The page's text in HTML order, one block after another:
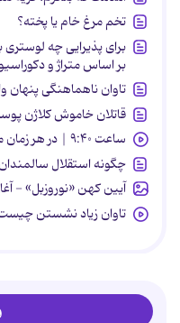
تخم مرغ خام یا پخته؟
برای پذیرایی چه لوستری
بر اساس متراژ و
تاوان ناهماهنگی پنهان
قاتلان خاموش کلاژن
ساعت ۹:۴۰ | در هر زمان ممکن باید انتقامشان را پس بدهند
چگونه استقلال
آیین کهن «نوروزبل» - آغاز قرن
تاوان زیاد نشستن